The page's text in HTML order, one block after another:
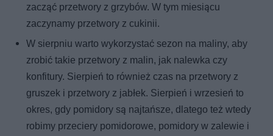
zacząć przetwory z grzybów. W tym miesiącu
zaczynamy przetwory z cukinii.
W sierpniu warto wykorzystać sezon na maliny, aby
zrobić takie przetwory z malin, jak nalewka czy
konfitury. Sierpień to również czas na przetwory z
gruszek i przetwory z jabłek. Sierpień i wrzesień to
okres, gdy pomidory są najtańsze, dlatego też wtedy
robimy przeciery pomidorowe, pomidory w zalewie i